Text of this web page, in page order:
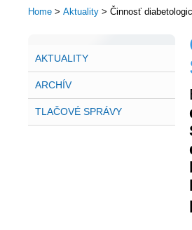
Home> Aktuality> Činnosť
AKTUALITY
ARCHÍV
TLAČOVÉ SPRÁVY